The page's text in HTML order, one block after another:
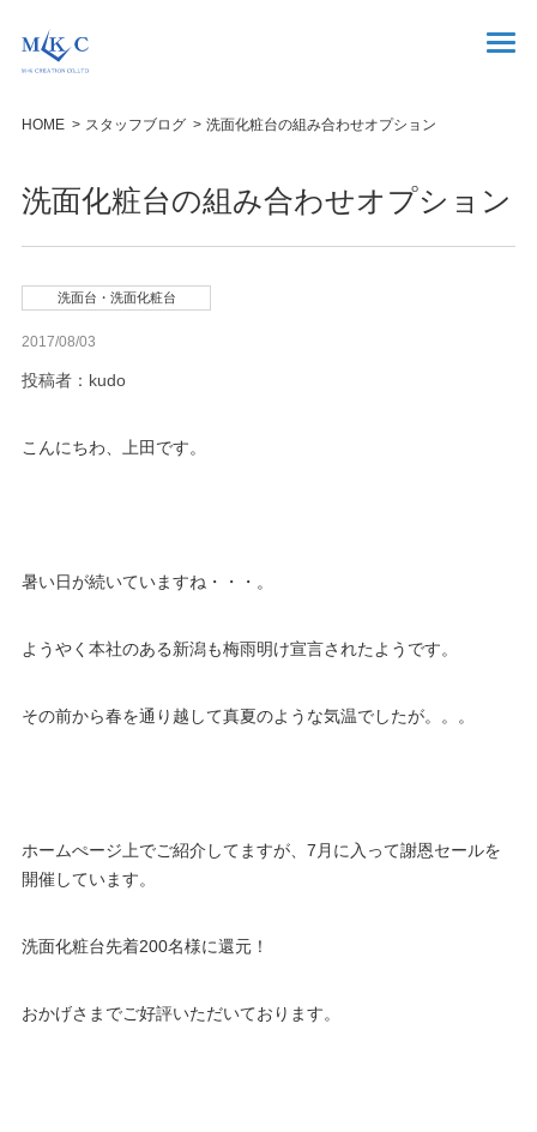
HOME スタッフブログ 洗面化粧台の組み合わせオプション
洗面化粧台の組み合わせオプション
洗面台・洗面化粧台
2017/08/03
投稿者：kudo
こんにちわ、上田です。
暑い日が続いていますね・・・。
ようやく本社のある新潟も梅雨明け宣言されたようです。
その前から春を通り越して真夏のような気温でしたが。。。
ホームぺージ上でご紹介してますが、7月に入って謝恩セールを
開催しています。
洗面化粧台先着200名様に還元！
おかげさまでご好評いただいております。